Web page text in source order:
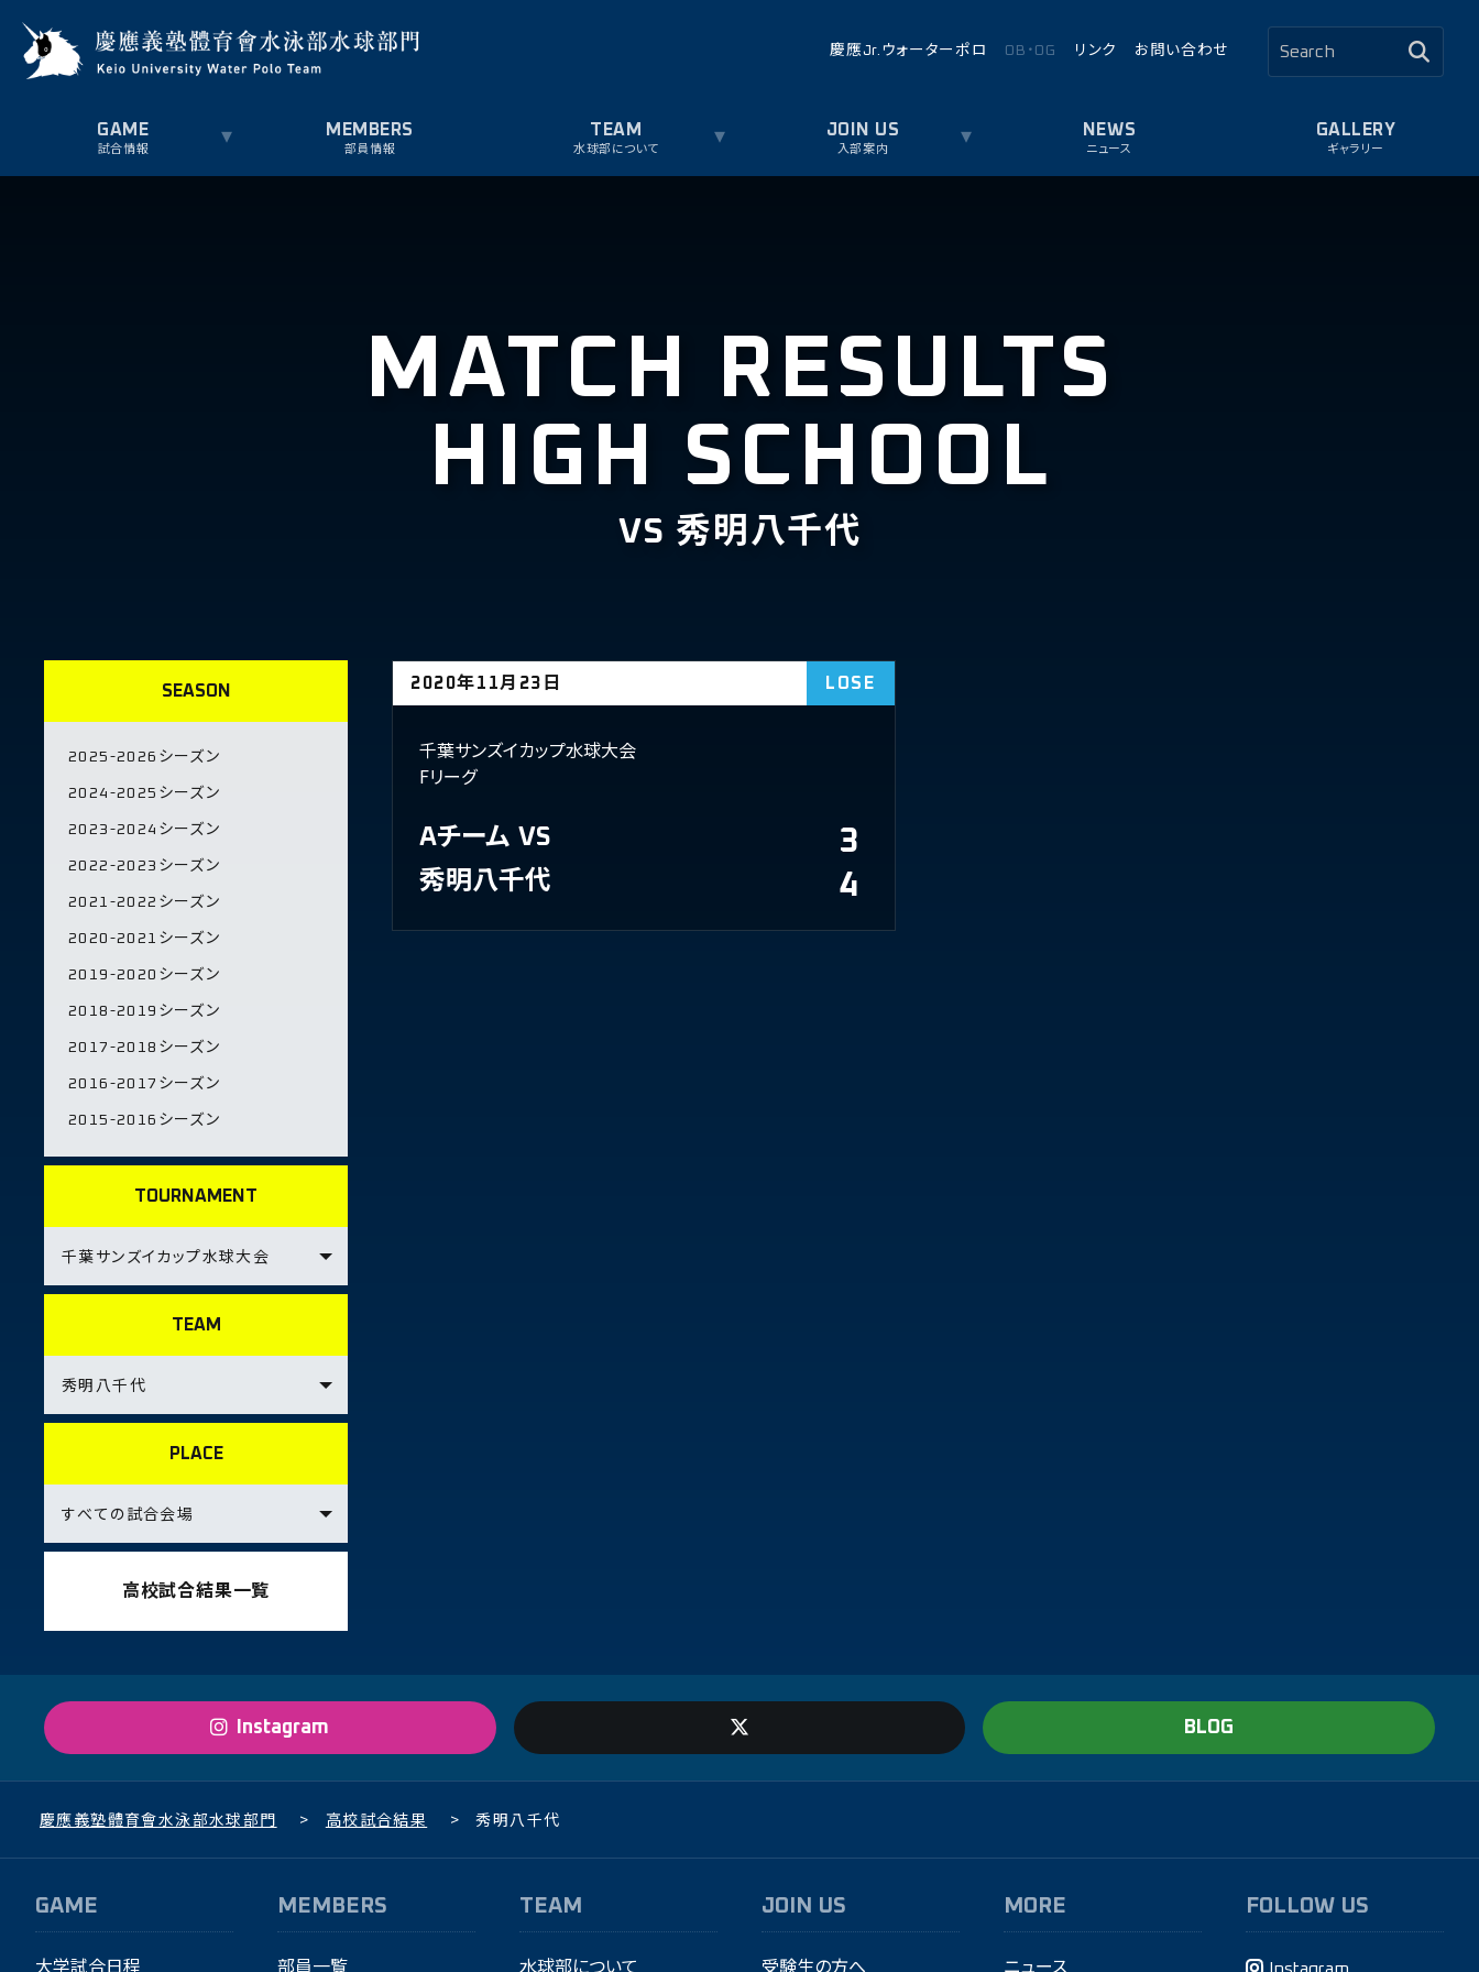
試合情報 部員情報 水球部について 入部案内 ニュース ギャラリー
慶應Jr.ウォーターポロ OB・OG リンク お問い合わせ
MATCH RESULTS
HIGH SCHOOL
VS 秀明八千代
2020年11月23日 LOSE
千葉サンズイカップ水球大会
Fリーグ
Aチーム VS 3
秀明八千代 4
SEASON
2025-2026シーズン
2024-2025シーズン
2023-2024シーズン
2022-2023シーズン
2021-2022シーズン
2020-2021シーズン
2019-2020シーズン
2018-2019シーズン
2017-2018シーズン
2016-2017シーズン
2015-2016シーズン
TOURNAMENT
TEAM
PLACE
高校試合結果一覧
Instagram BLOG
慶應義塾體育會水泳部水球部門 > 高校試合結果 > 秀明八千代
GAME
大学試合日程
MEMBERS
部員一覧
TEAM
水球部について
JOIN US
受験生の方へ
MORE
ニュース
FOLLOW US